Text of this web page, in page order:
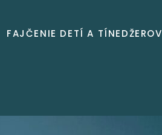
FAJČENIE DETÍ A TÍNEDŽEROV